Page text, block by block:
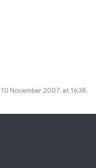
November 2007, at 16:38.